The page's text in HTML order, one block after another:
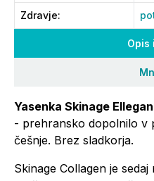
Opis
Yasenka Skinage
- prehransko dopolnilo v
češnje. Brez sladkorja.
Skinage Collagen je
Zdravje: